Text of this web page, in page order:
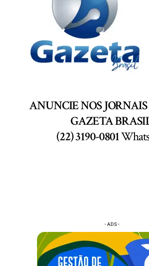
ANUNCIE NOS
GAZETA
(22) 3190-0801
- ADS -